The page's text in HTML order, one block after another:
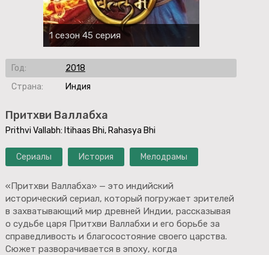
Притхви Валлабха
Prithvi Vallabh: Itihaas Bhi, Rahasya Bhi
Сериалы История Мелодрамы
«Притхви Валлабха» — это индийский
исторический сериал, который погружает зрителей
в захватывающий мир древней Индии, рассказывая
о судьбе царя Притхви Валлабхи и его борьбе за
справедливость и благосостояние своего царства.
Сюжет разворачивается в эпоху, когда
1 сезон 45 серия
Год:
2018
Страна:
Индия